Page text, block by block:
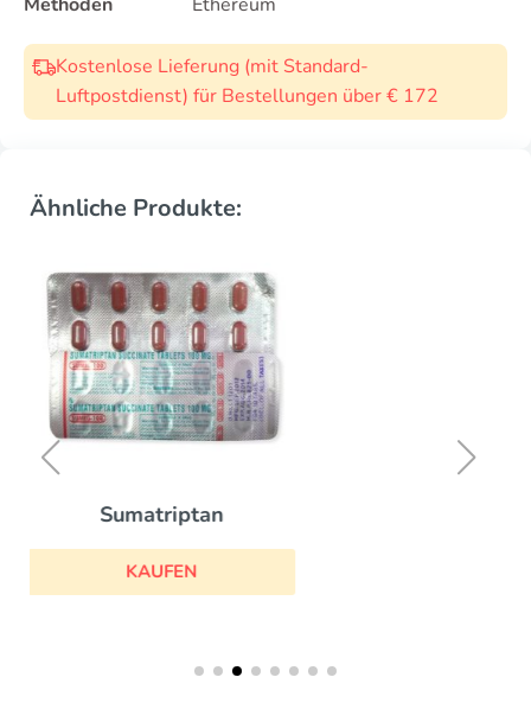
Kostenlose Lieferung (mit Standard-
Luftpostdienst) für Bestellungen über € 172
Ähnliche Produkte:
Diclofenac